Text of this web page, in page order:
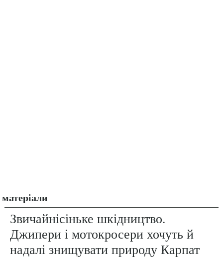
матеріали
Звичайнісіньке шкідництво.
Джипери і мотокросери хочуть й
надалі знищувати природу Карпат